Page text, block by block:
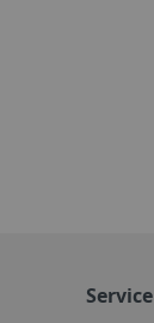
Service